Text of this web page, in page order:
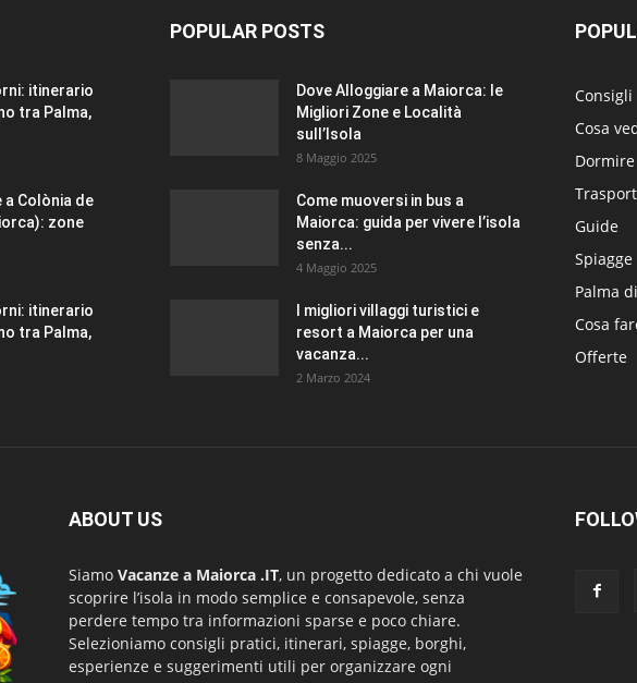
itinerario
tra Palma,
a Colònia de
zone
itinerario
tra Palma,
POPULAR POSTS
Dove Alloggiare a Maiorca: le
Migliori Zone e Località
sull’Isola
8 Maggio 2025
Come muoversi in bus a
Maiorca: guida per vivere l’isola
senza...
4 Maggio 2025
I migliori villaggi turistici e
resort a Maiorca per una
vacanza...
2 Marzo 2024
Consigli
Cosa
Dormire
Guide
Spiagge
Palma
Cosa
Offerte
ABOUT US
Siamo Vacanze a Maiorca .IT, un progetto dedicato a chi vuole
scoprire l’isola in modo semplice e consapevole, senza
perdere tempo tra informazioni sparse e poco chiare.
Selezioniamo consigli pratici, itinerari, spiagge, borghi,
esperienze e suggerimenti utili per organizzare ogni